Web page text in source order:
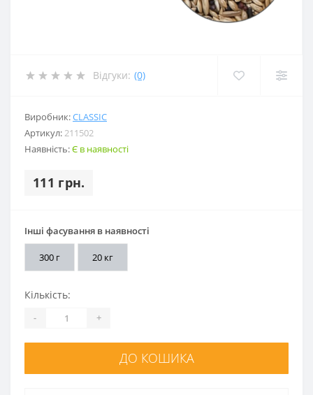
Відгуки: (0)
Виробник:CLASSIC
Артикул: 211502
Наявність:Є в наявності
111 грн.
Інші фасування в наявності
300 г 20 кг
Кількість:
- +
ДО КОШИКА